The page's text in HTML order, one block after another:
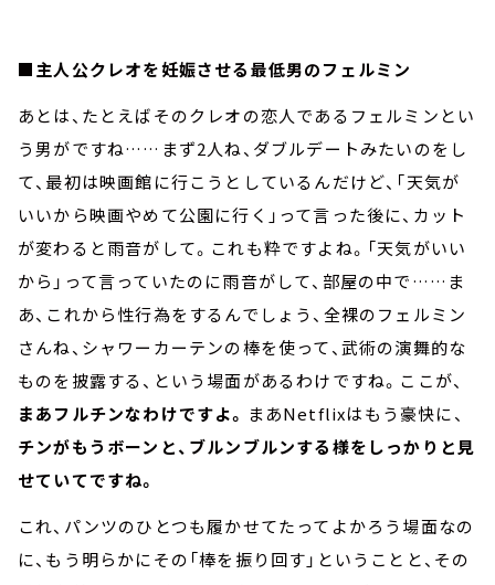
■主人公クレオを妊娠させる最低男のフェルミン
あとは、たとえばそのクレオの恋人であるフェルミンとい
う男がですね……まず2人ね、ダブルデートみたいのをし
て、最初は映画館に行こうとしているんだけど、「天気が
いいから映画やめて公園に行く」って言った後に、カット
が変わると雨音がして。これも粋ですよね。「天気がいい
から」って言っていたのに雨音がして、部屋の中で……ま
あ、これから性行為をするんでしょう、全裸のフェルミン
さんね、シャワーカーテンの棒を使って、武術の演舞的な
ものを披露する、という場面があるわけですね。ここが、
まあフルチンなわけですよ。 まあNetflixはもう豪快に、
チンがもうボーンと、ブルンブルンする様をしっかりと見
せていてですね。
これ、パンツのひとつも履かせてたってよかろう場面なの
に、もう明らかにその「棒を振り回す」ということと、その